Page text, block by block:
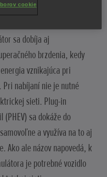
vozidle spaľovací
sa dobíja aj
brzdenia, kedy
vznikajúca pri
nabíjaní nie je nutné
sieti. Plug-in
sa dokáže do
a využíva na to aj
Ako ale názov napovedá, k
je potrebné vozidlo
cookie